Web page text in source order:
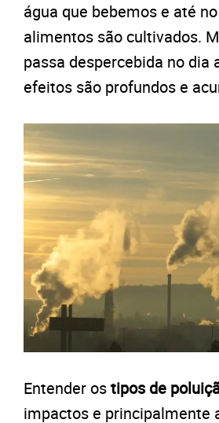
água que bebemos e até
alimentos são cultivados.
passa despercebida no dia
efeitos são profundos e
Entender ostipos de
impactos e principalmente